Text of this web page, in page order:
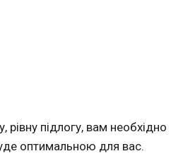
підлогу, вам необхідно
оптимальною для вас.